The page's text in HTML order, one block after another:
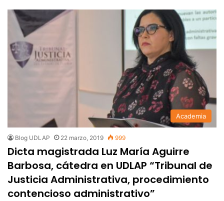
Academia
Blog UDLAP 22 marzo, 2019 999
Dicta magistrada Luz María Aguirre
Barbosa, cátedra en UDLAP “Tribunal de
Justicia Administrativa, procedimiento
contencioso administrativo”